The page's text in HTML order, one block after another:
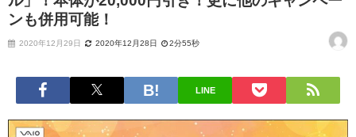
ンも併用可能！
2020年12月29日 2020年12月28日 2分55秒
LINE